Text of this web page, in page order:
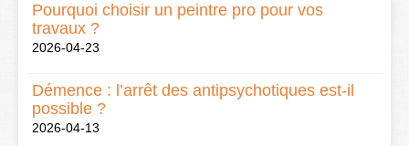
Pourquoi choisir un peintre pro pour vos
travaux ?
2026-04-23
Démence : l’arrêt des antipsychotiques est-il
possible ?
2026-04-13